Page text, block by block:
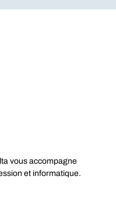
vous accompagne
et informatique.